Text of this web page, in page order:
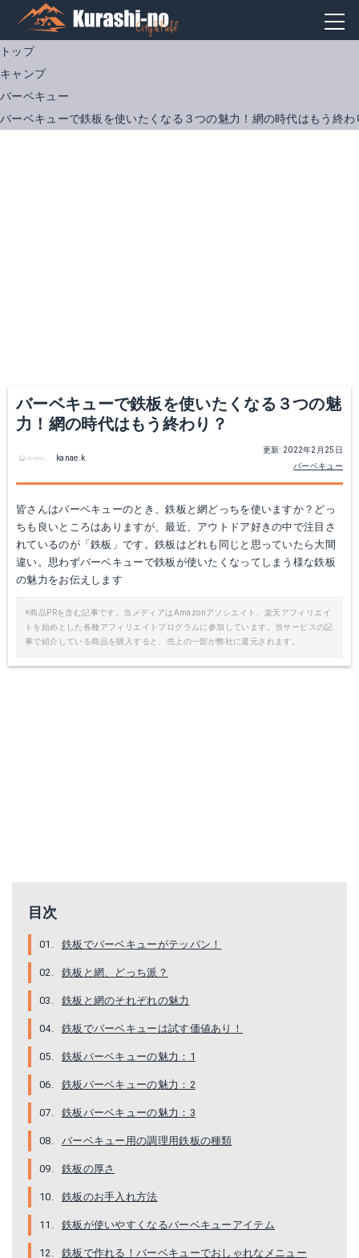
トップ
キャンプ
バーベキュー
バーベキューで鉄板を使いたくなる３つの魅力！網の時代はもう終わ
バーベキューで鉄板を使いたくなる３つの魅
力！網の時代はもう終わり？
更新: 2022年2月25日
バーベキュー
kanae.k
皆さんはバーベキューのとき、鉄板と網どっちを使いますか？どっ
ちも良いところはありますが、最近、アウトドア好きの中で注目さ
れているのが「鉄板」です。鉄板はどれも同じと思っていたら大間
違い。思わずバーベキューで鉄板が使いたくなってしまう様な鉄板
の魅力をお伝えします
※商品PRを含む記事です。当メディアはAmazonアソシエイト、楽天アフィリエイ
トを始めとした各種アフィリエイトプログラムに参加しています。当サービスの記
事で紹介している商品を購入すると、売上の一部が弊社に還元されます。
目次
鉄板でバーベキューがテッパン！
鉄板と網、どっち派？
鉄板と網のそれぞれの魅力
鉄板でバーベキューは試す価値あり！
鉄板バーベキューの魅力：1
鉄板バーベキューの魅力：2
鉄板バーベキューの魅力：3
バーベキュー用の調理用鉄板の種類
鉄板の厚さ
鉄板のお手入れ方法
鉄板が使いやすくなるバーベキューアイテム
鉄板で作れる！バーベキューでおしゃれなメニュー
Amazonで詳細を見る
楽天で詳細を見る
Amazonで詳細を見る
楽天で詳細を見る
Amazonで詳細を見る
Yahoo!ショッピングで見る